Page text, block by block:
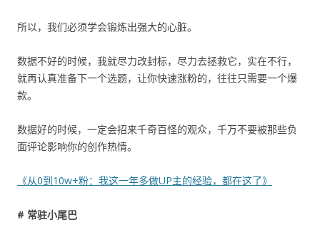
所以，我们必须学会锻炼出强大的心脏。
数据不好的时候，我就尽力改封标，尽力去拯救它，实在不行，
就再认真准备下一个选题，让你快速涨粉的，往往只需要一个爆
款。
数据好的时候，一定会招来千奇百怪的观众，千万不要被那些负
面评论影响你的创作热情。
《从0到10w+粉：我这一年多做UP主的经验，都在这了》
# 常驻小尾巴